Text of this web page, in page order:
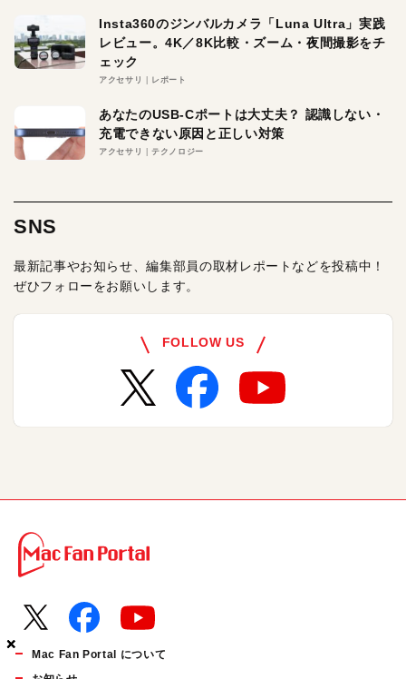
×
×
×
Insta360のジンバルカメラ「Luna Ultra」実践
レビュー。4K／8K比較・ズーム・夜間撮影をチ
ェック
アクセサリ レポート
あなたのUSB-Cポートは大丈夫？ 認識しない・
充電できない原因と正しい対策
アクセサリ テクノロジー
SNS
最新記事やお知らせ、編集部員の取材レポートなどを投稿中！
ぜひフォローをお願いします。
FOLLOW US
Mac Fan Portal について